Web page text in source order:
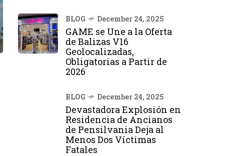
BLOG December 24, 2025
GAME se Une a la Oferta
de Balizas V16
Geolocalizadas,
Obligatorias a Partir de
2026
BLOG December 24, 2025
Devastadora Explosión en
Residencia de Ancianos
de Pensilvania Deja al
Menos Dos Víctimas
Fatales